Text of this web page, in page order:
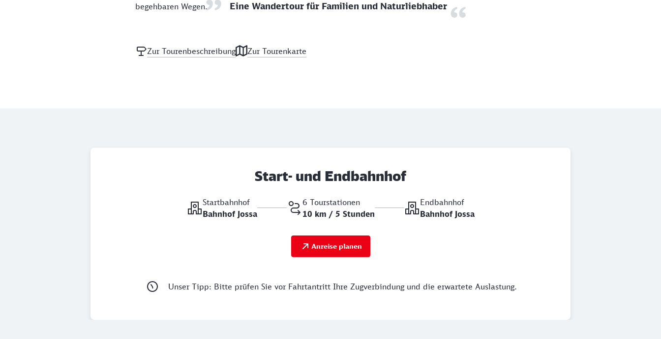
begehbaren Wegen. Eine Wandertour für Familien und Naturliebhaber
Zur Tourenbeschreibung Zur Tourenkarte
Start- und Endbahnhof
Startbahnhof
Bahnhof Jossa
6 Tourstationen
10 km / 5 Stunden
Endbahnhof
Bahnhof Jossa
Anreise planen
Unser Tipp: Bitte prüfen Sie vor Fahrtantritt Ihre Zugverbindung und die erwartete Auslastung.